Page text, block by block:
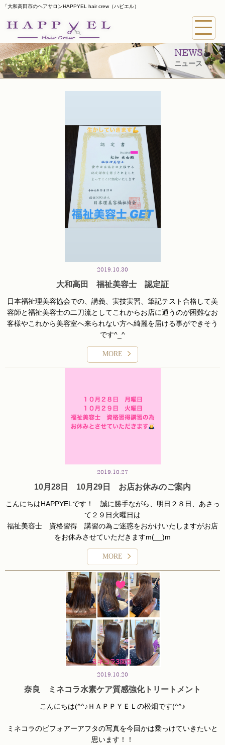
「大和高田市のヘアサロンHAPPYEL hair crew（ハピエル）
NEWS
ニュース
2019.10.30
大和高田 福祉美容士 認定証
日本福祉理美容協会での、講義、実技実習、筆記テスト合格して美
容師と福祉美容士の二刀流としてこれからお店に通うのが困難なお
客様やこれから美容室へ来られない方へ綺麗を届ける事ができそう
です^_^
プロとしてしっかり奈良の福祉美容に対してもっと関わって行ける
ように頑張ります(o^^o)
#福祉美容
#大和高田福祉美容
#大和高田福祉美容士
#happyelhaircrew
MORE
2019.10.27
10月28日 10月29日 お店お休みのご案内
こんにちはHAPPYELです！ 誠に勝手ながら、明日２８日、あさっ
て２９日火曜日は
福祉美容士 資格習得 講習の為ご迷惑をおかけいたしますがお店
をお休みさせていただき ますm(__)m
木曜日から通常営業させていただきますm(__)m 将来HAPPYELのお
客様に訪問美容もできるように
知識と技術を習得してまいりますm(_ _)m
MORE
2019.10.20
奈良 ミネコラ水素ケア質感強化トリートメント
こんにちは(^^♪ＨＡＰＰＹＥＬの松畑です(^^♪
ミネコラのビフォアーアフタの写真を今回かは乗っけていきたいと
思います！！